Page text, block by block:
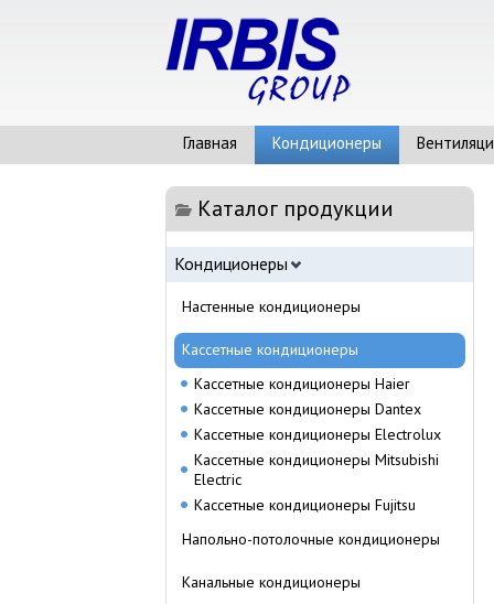
Главная Кондиционеры
Каталог продукции
Кондиционеры
Настенные кондиционеры
Кассетные кондиционеры
Кассетные кондиционеры Haier
Кассетные кондиционеры Dantex
Кассетные кондиционеры Electrolux
Кассетные кондиционеры Mitsubishi
Electric
Кассетные кондиционеры Fujitsu
Напольно-потолочные кондиционеры
Канальные кондиционеры